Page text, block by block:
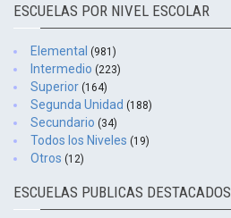
ESCUELAS POR NIVEL ESCOLAR
Elemental (981)
Intermedio (223)
Superior (164)
Segunda Unidad (188)
Secundario (34)
Todos los Niveles (19)
Otros (12)
ESCUELAS PUBLICAS DESTACADOS